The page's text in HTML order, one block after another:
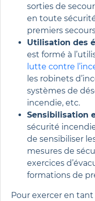
sorties de
en toute
premiers
Utilisation des
est formé à
lutte contre
les robinets
systèmes de
incendie, etc.
Sensibilisation
sécurité
de sensibiliser
mesures de
exercices
formations de
Pour exercer en